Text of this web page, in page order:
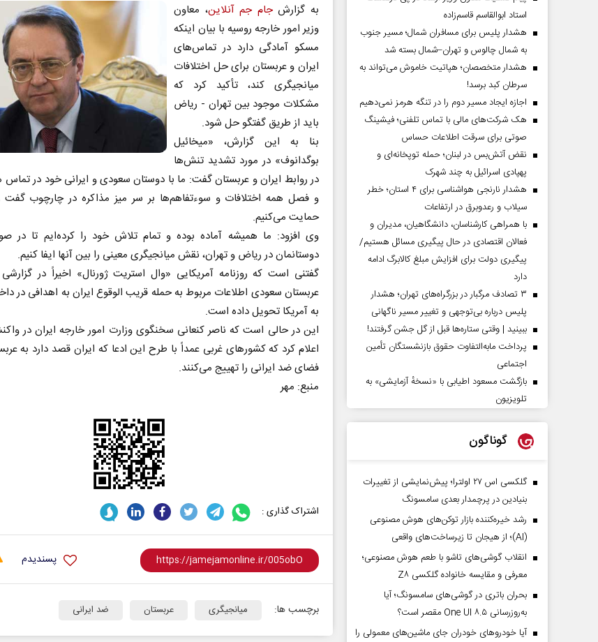
به گزارشجام جم آنلاین، معاون
وزیر امور خارجه روسیه با بیان اینکه
مسکو آمادگی دارد در تماس‌های
ایران و عربستان برای حل اختلافات
میانجیگری کند، تأکید کرد که
مشکلات موجود بین تهران - ریاض
باید از طریق گفتگو حل شود.
بنا به این گزارش، «میخائیل
بوگدانوف» در مورد تشدید تنش‌ها
در روابط ایران و عربستان گفت: ما با دوستان سعودی و ایرانی خود در
و فصل همه اختلافات و سوءتفاهم‌ها بر سر میز مذاکره در چارچوب
حمایت می‌کنیم.
وی افزود: ما همیشه آماده بوده و تمام تلاش خود را کرده‌ایم تا در
دوستانمان در ریاض و تهران، نقش میانجیگری معینی را بین آنها ایفا کنیم.
گفتنی است که روزنامه آمریکایی «وال استریت ژورنال» اخیراً در
عربستان سعودی اطلاعات مربوط به حمله قریب الوقوع ایران به اهدافی در
به آمریکا تحویل داده است.
این در حالی است که ناصر کنعانی سخنگوی وزارت امور خارجه ایران در
اعلام کرد که کشورهای غربی عمداً با طرح این ادعا که ایران قصد دارد به
فضای ضد ایرانی را تهییج می‌کنند.
منبع: مهر
اشتراک گذاری :
پسندیدم
برچسب ها: میانجیگری عربستان ضد ایرانی
استاد ابوالقاسم قاسم‌زاده
هشدار پلیس برای مسافران شمال؛ مسیر جنوب
به شمال چالوس و تهران–شمال بسته شد
هشدار متخصصان؛ هپاتیت خاموش می‌تواند به
سرطان کبد برسد!
اجازه ایجاد مسیر دوم را در تنگه هرمز نمی‌دهیم
هک شرکت‌های مالی با تماس تلفنی؛ فیشینگ
صوتی برای سرقت اطلاعات حساس
نقض آتش‌بس در لبنان؛ حمله توپخانه‌ای و
پهپادی اسرائیل به چند شهرک
هشدار نارنجی هواشناسی برای ۴ استان؛ خطر
سیلاب و رعدوبرق در ارتفاعات
با همراهی کارشناسان، دانشگاهیان، مدیران و
فعالان اقتصادی در حال پیگیری مسائل هستیم/
پیگیری دولت برای افزایش مبلغ کالابرگ ادامه
دارد
۳ تصادف مرگبار در بزرگراه‌های تهران؛ هشدار
پلیس درباره بی‌توجهی و تغییر مسیر ناگهانی
ببینید | وقتی ستاره‌ها قبل از گل جشن گرفتند!
پرداخت مابه‌التفاوت حقوق بازنشستگان تأمین
اجتماعی
بازگشت مسعود اطیابی با «نسخهٔ آزمایشی» به
تلویزیون
گوناگون
گلکسی اس ۲۷ اولترا؛ پیش‌نمایشی از تغییرات
بنیادین در پرچمدار بعدی سامسونگ
رشد خیره‌کننده بازار توکن‌های هوش مصنوعی
(AI)؛ از هیجان تا زیرساخت‌های واقعی
انقلاب گوشی‌های تاشو‌ با طعم هوش مصنوعی؛
معرفی و مقایسه خانواده گلکسی Z۸
بحران باتری در گوشی‌های سامسونگ؛ آیا
به‌روزرسانی One UI ۸.۵ مقصر است؟
آیا خودروهای خودران جای ماشین‌های معمولی را